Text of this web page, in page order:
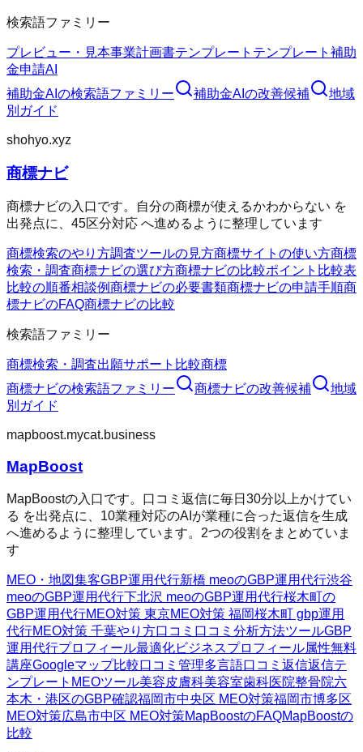
検索語ファミリー
プレビュー・見本事業計画書テンプレート テンプレート 補助
金申請AI
補助金AI の検索語ファミリー 補助金AI の改善候補
地域
別ガイド
shohyo.xyz
商標ナビ
商標ナビの入口です。自分の商標が使えるかわからない を
出発点に、45区分対応 へ進めるように整理しています
商標検索のやり方調査ツールの見方商標サイトの使い方商標
検索・調査商標ナビの選び方商標ナビの比較ポイント 比較表
比較の順番相談例商標ナビの必要書類商標ナビの申請手順商
標ナビのFAQ商標ナビの比較
検索語ファミリー
商標検索・調査出願サポート 比較商標
商標ナビの検索語ファミリー 商標ナビの改善候補
地域
別ガイド
mapboost.mycat.business
MapBoost
MapBoostの入口です。口コミ返信に毎日30分以上かけてい
る を出発点に、10業種対応のAIが業種に合った返信を生成
へ進めるように整理しています。2つの役割をまとめていま
す
MEO・地図集客GBP運用代行新橋 meoのGBP運用代行渋谷
meoのGBP運用代行下北沢 meoのGBP運用代行桜木町の
GBP運用代行MEO対策 東京MEO対策 福岡桜木町 gbp運用
代行MEO対策 千葉やり方口コミ 口コミ分析方法ツールGBP
運用代行プロフィール最適化ビジネスプロフィール属性無料
講座Googleマップ比較口コミ管理多言語口コミ返信返信テ
ンプレート MEOツール美容皮膚科美容室歯科医院整骨院六
本木・港区のGBP確認福岡市中央区 MEO対策福岡市博多区
MEO対策広島市中区 MEO対策MapBoostのFAQMapBoostの
比較